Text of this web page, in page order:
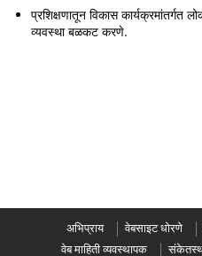
प्रशिक्षणातून विकास कार्यक्रमांतर्गत
व्यवस्था बळकट करणे.
अभिप्राय वेबसाइट धोरणे
वेब माहिती व्यवस्थापक